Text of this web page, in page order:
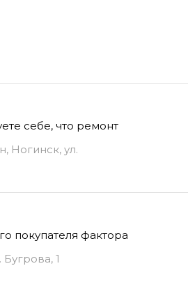
себе, что ремонт
Ногинск, ул.
покупателя фактора
1